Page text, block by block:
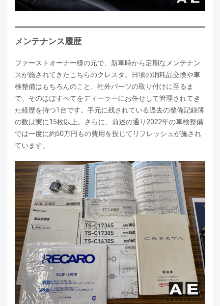
メンテナンス履歴
ファーストオーナー様の元で、新車時から定期なメンテナン
スが施されてきたこちらのクレスタ。日頃の消耗品交換や車
検整備はもちろんのこと、社外パーツの取り付けに至るま
で、そのほぼすべてをディーラーにお任せして管理されてき
た経歴を持つ1台です。手元に残されている過去の整備記録簿
の数は実に15枚以上。さらに、前述の通り2022年の車検整備
では一度に約50万円もの費用を投じてリフレッシュが施され
ています。